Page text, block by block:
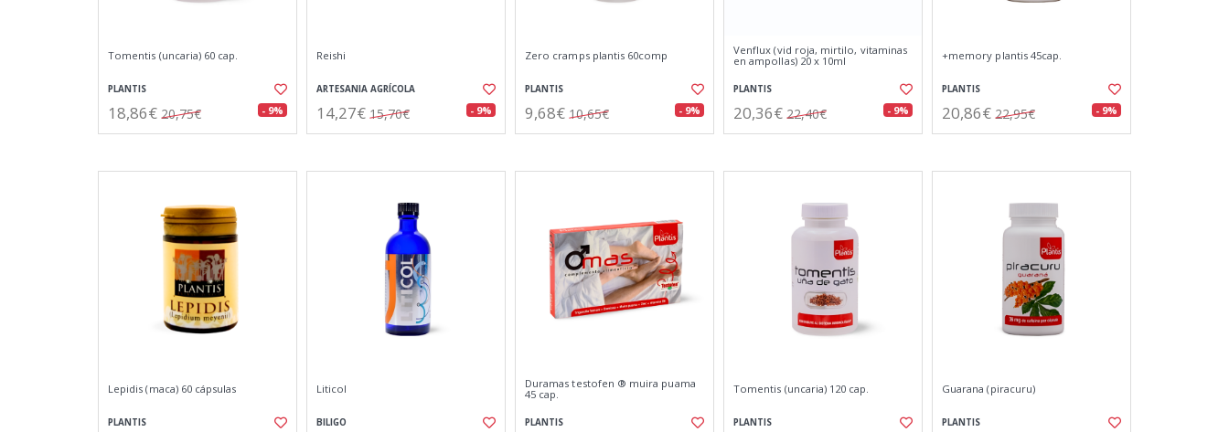
Tomentis (uncaria) 60 cap.
PLANTIS
18,86€ 20,75€ - 9%
Reishi
ARTESANIA AGRÍCOLA
14,27€ 15,70€ - 9%
Zero cramps plantis 60comp
PLANTIS
9,68€ 10,65€ - 9%
Venflux (vid roja, mirtilo, vitaminas
en ampollas) 20 x 10ml
PLANTIS
20,36€ 22,40€ - 9%
+memory plantis 45cap.
PLANTIS
20,86€ 22,95€ - 9%
Lepidis (maca) 60 cápsulas
PLANTIS
Liticol
BILIGO
Duramas testofen ® muira puama
45 cap.
PLANTIS
Tomentis (uncaria) 120 cap.
PLANTIS
Guarana (piracuru)
PLANTIS